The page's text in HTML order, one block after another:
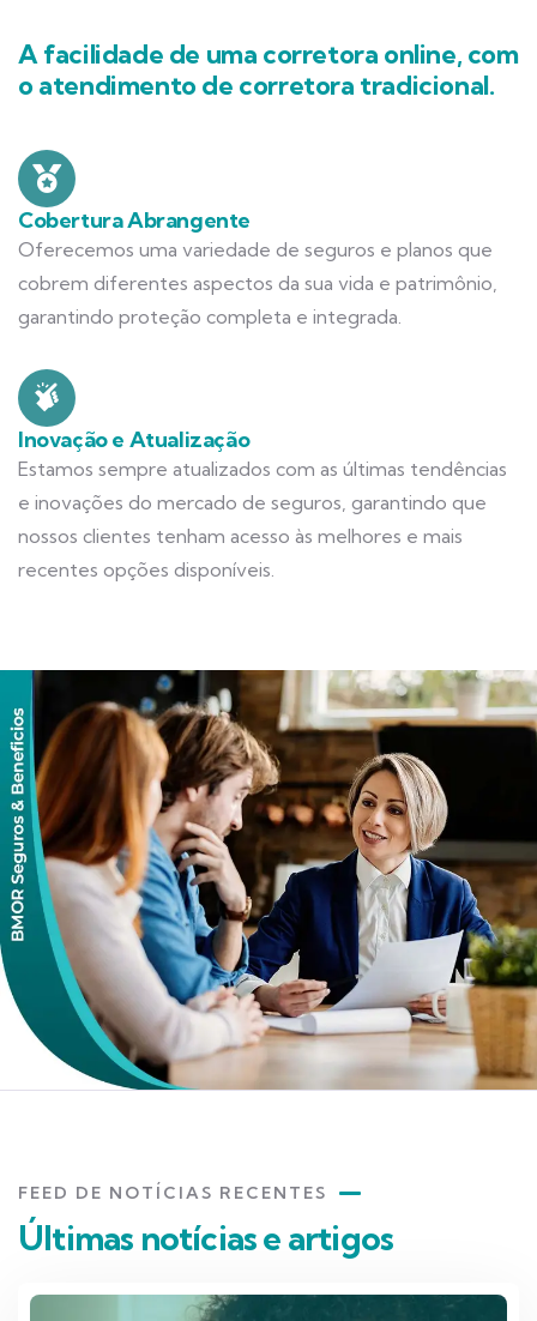
A facilidade de uma corretora online, com
o atendimento de corretora tradicional.
Cobertura Abrangente
Oferecemos uma variedade de seguros e planos que
cobrem diferentes aspectos da sua vida e patrimônio,
garantindo proteção completa e integrada.
Inovação e Atualização
Estamos sempre atualizados com as últimas tendências
e inovações do mercado de seguros, garantindo que
nossos clientes tenham acesso às melhores e mais
recentes opções disponíveis.
FEED DE NOTÍCIAS RECENTES
Últimas notícias e artigos